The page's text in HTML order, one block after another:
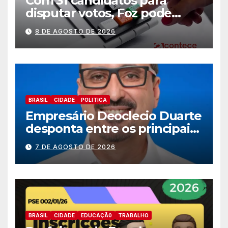
disputar votos, Foz pode
perder representatividade
8 DE AGOSTO DE 2026
BRASIL CIDADE POLITICA
Empresário Deoclecio Duarte
desponta entre os principais
nomes do União Brasil para
deputado estadual
7 DE AGOSTO DE 2026
BRASIL CIDADE EDUCAÇÃ0 TRABALHO